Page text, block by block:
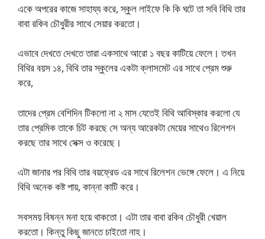
একে অপরের কাজে সাহায্য করে, স্কুল লাইফে কি কি ঘটে তা সবি বিথি তার
বাবা রকিব চৌধুরীর সাথে সেয়ার করতো।
এভাবে দেখতে দেখতে তারা একসাথে আরো ১ বছর কাটিয়ে ফেলে। তখন
বিথির বয়স ১৪, বিথি তার স্কুলের একটা ক্লাসমেট এর সাথে প্রেম শুরু
করে,
তাদের প্রেম বেশিদিন টিকলো না ২ মাস যেতেই বিথি আবিস্কার করলো যে
তার প্রেমিক তাকে চিট করছে সে অন্য আরেকটা মেয়ের সাথেও রিলেশন
করছে তার সাথে সেক্স ও করেছে।
এটা জানার পর বিথি তার বয়ফ্রেড এর সাথে রিলেশন ভেঙ্গে ফেলে। এ নিয়ে
বিথি অনেক কষ্ট পায়, কান্না কাটি করে।
সবসময় বিষন্ন মনা হয়ে থাকতো। এটা তার বাবা রকিব চৌধুরী খেয়াল
করতো। কিন্তু কিছু জানতে চাইতো নাহ।